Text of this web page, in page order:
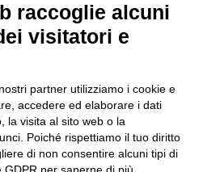
raccoglie alcuni
visitatori e
partner utilizziamo i cookie e
accedere ed elaborare i dati
la visita al sito web o la
Poiché rispettiamo il tuo diritto
di non consentire alcuni tipi di